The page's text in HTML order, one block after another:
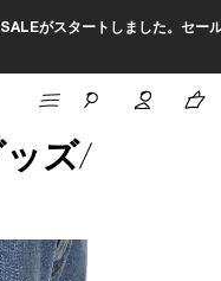
した。セールページはこちら
ズ